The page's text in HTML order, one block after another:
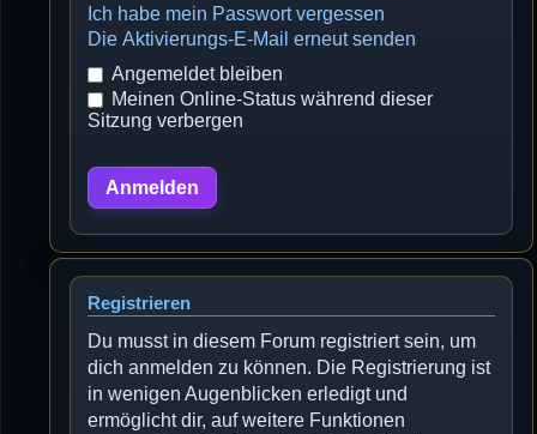
Ich habe mein Passwort vergessen
Die Aktivierungs-E-Mail erneut senden
Angemeldet bleiben
Meinen Online-Status während dieser
Sitzung verbergen
Registrieren
Du musst in diesem Forum registriert sein, um
dich anmelden zu können. Die Registrierung ist
in wenigen Augenblicken erledigt und
ermöglicht dir, auf weitere Funktionen